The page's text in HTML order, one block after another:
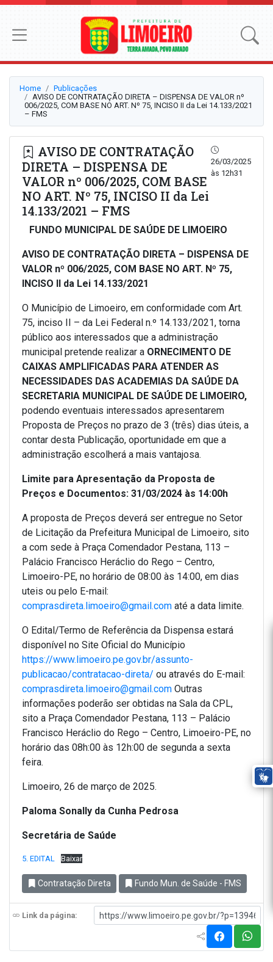
Home
Publicações
AVISO DE CONTRATAÇÃO DIRETA – DISPENSA DE VALOR nº
006/2025, COM BASE NO ART. Nº 75, INCISO II da Lei 14.133/2021
– FMS
AVISO DE CONTRATAÇÃO
DIRETA – DISPENSA DE
VALOR nº 006/2025, COM BASE
NO ART. Nº 75, INCISO II da Lei
14.133/2021 – FMS
26/03/2025
às 12h31
FUNDO MUNICIPAL DE SAÚDE DE LIMOEIRO
AVISO DE CONTRATAÇÃO DIRETA – DISPENSA DE
VALOR nº 006/2025, COM BASE NO ART. Nº 75,
INCISO II da Lei 14.133/2021
O Município de Limoeiro, em conformidade com Art.
75, inciso II – da Lei Federal n.º 14.133/2021, torna
público aos interessados que a administração
municipal pretende realizar a ORNECIMENTO DE
CAIXAS AMPLIFICADAS PARA ATENDER AS
NECESSIDADES DAS ACADEMIAS DA SAÚDE DA
SECRETARIA MUNICIPAL DE SAÚDE DE LIMOEIRO,
podendo eventuais interessados apresentarem
Proposta de Preços no prazo de 3 (três) dias úteis, a
contar desta Publicação, oportunidade em que a
administração escolherá a mais vantajosa.
Limite para Apresentação da Proposta de
Preços e Documentos: 31/03/2024 às 14:00h
A proposta de Preços deverá ser entregue no Setor
de Licitação da Prefeitura Municipal de Limoeiro, sito
a com sede à Praça Comendador Pestana, 113 –
Palácio Francisco Heráclio do Rego – Centro,
Limoeiro-PE, no horário de 08:00 às 14:00, em dias
uteis ou pelo E-mail:
comprasdireta.limoeiro@gmail.com até a data limite.
O Edital/Termo de Referência da Dispensa estará
disponível no Site Oficial do Município
https://www.limoeiro.pe.gov.br/assunto-
publicacao/contratacao-direta/ ou através do E-mail:
comprasdireta.limoeiro@gmail.com Outras
informações poderão ser obtidas na Sala da CPL,
sito a Praça Comendador Pestana, 113 – Palácio
Francisco Heráclio do Rego – Centro, Limoeiro-PE, no
horário das 08h:00 às 12h:00 de segunda a sexta
feira.
Limoeiro, 26 de março de 2025.
Paloma Sonally da Cunha Pedrosa
Secretária de Saúde
5. EDITAL Baixar
Contratação Direta Fundo Mun. de Saúde - FMS
Link da página: